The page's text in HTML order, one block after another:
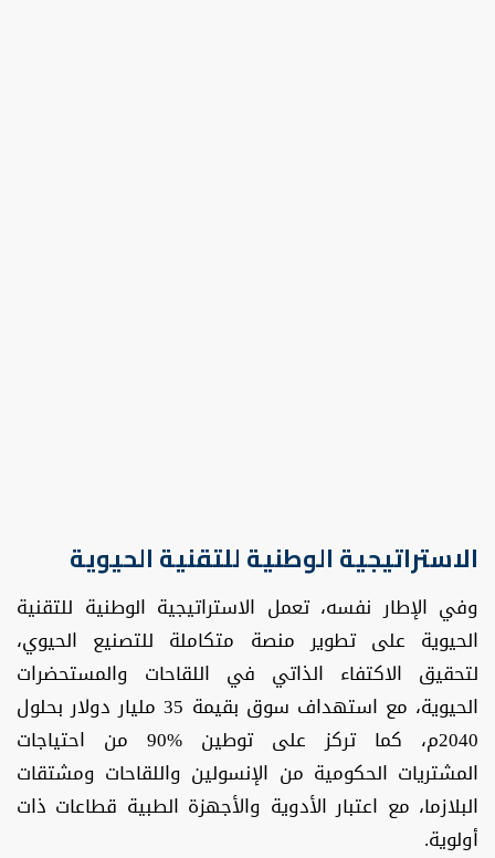
الاستراتيجية الوطنية للتقنية الحيوية
وفي الإطار نفسه، تعمل الاستراتيجية الوطنية للتقنية
الحيوية على تطوير منصة متكاملة للتصنيع الحيوي،
لتحقيق الاكتفاء الذاتي في اللقاحات والمستحضرات
الحيوية، مع استهداف سوق بقيمة 35 مليار دولار بحلول
2040م، كما تركز على توطين %90 من احتياجات
المشتريات الحكومية من الإنسولين واللقاحات ومشتقات
البلازما، مع اعتبار الأدوية والأجهزة الطبية قطاعات ذات
أولوية.